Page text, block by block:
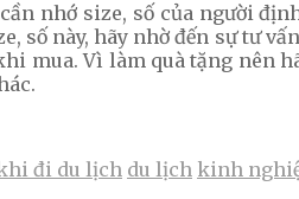
nhớ size, số của người
số này, hãy nhờ đến sự tư
mua. Vì làm quà tặng nên
đi du lịch du lịch kinh